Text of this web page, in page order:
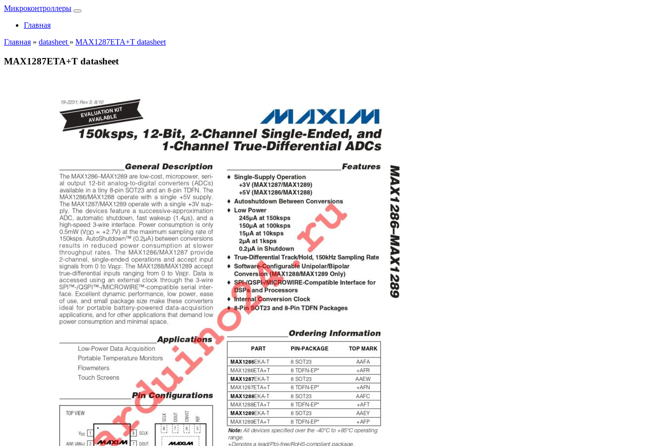
Микроконтроллеры
Главная
Главная » datasheet » MAX1287ETA+T datasheet
MAX1287ETA+T datasheet